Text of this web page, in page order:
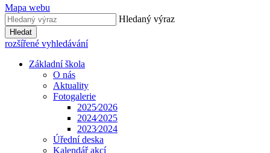
Mapa webu
Hledaný výraz
Hledat
rozšířené vyhledávání
Základní škola
O nás
Aktuality
Fotogalerie
2025⁄2026
2024⁄2025
2023⁄2024
Úřední deska
Kalendář akcí